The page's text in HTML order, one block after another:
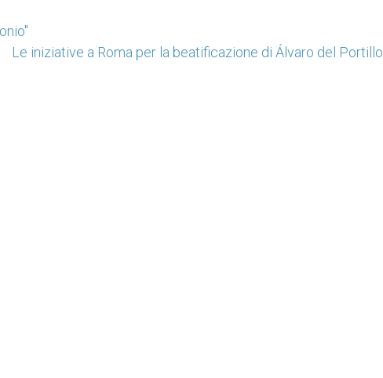
Le iniziative a Roma per la beatificazione di Álvaro del Portillo